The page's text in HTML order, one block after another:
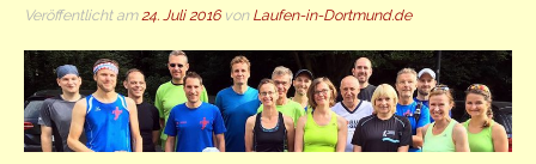
Veröffentlicht am24. Juli 2016von Laufen-in-Dortmund.de